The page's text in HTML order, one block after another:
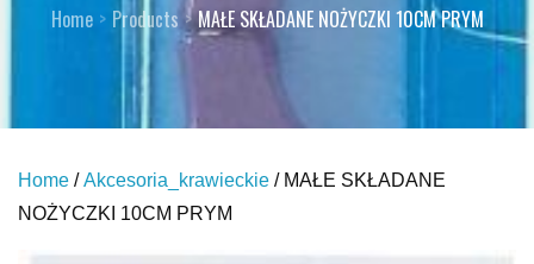
Home Products MAŁE SKŁADANE NOŻYCZKI 10CM PRYM
Home /Akcesoria_krawieckie / MAŁE SKŁADANE
NOŻYCZKI 10CM PRYM